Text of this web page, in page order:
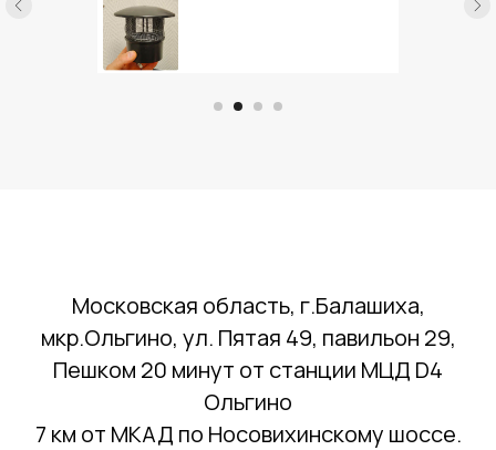
Московская область, г.Балашиха,
мкр.Ольгино, ул. Пятая 49, павильон 29,
Пешком 20 минут от станции МЦД D4
Ольгино
7 км от МКАД по Носовихинскому шоссе.